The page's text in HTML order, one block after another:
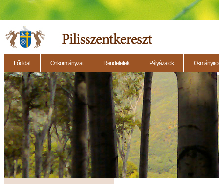
Főoldal Önkormányzat Rendeletek Pályázatok
2014.11.27. - Testületi ülés 2014.12.28. - Testületi ülés 2014.11.13. - Testületi